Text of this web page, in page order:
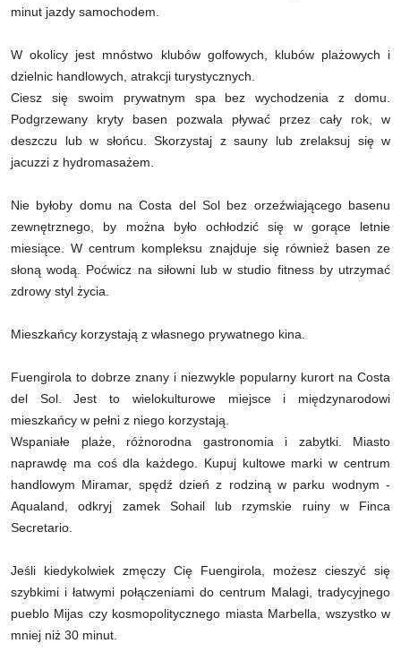
minut jazdy samochodem.
W okolicy jest mnóstwo klubów golfowych, klubów plażowych i
dzielnic handlowych, atrakcji turystycznych.
Ciesz się swoim prywatnym spa bez wychodzenia z domu.
Podgrzewany kryty basen pozwala pływać przez cały rok, w
deszczu lub w słońcu. Skorzystaj z sauny lub zrelaksuj się w
jacuzzi z hydromasażem.
Nie byłoby domu na Costa del Sol bez orzeźwiającego basenu
zewnętrznego, by można było ochłodzić się w gorące letnie
miesiące. W centrum kompleksu znajduje się również basen ze
słoną wodą. Poćwicz na siłowni lub w studio fitness by utrzymać
zdrowy styl życia.
Mieszkańcy korzystają z własnego prywatnego kina.
Fuengirola to dobrze znany i niezwykle popularny kurort na Costa
del Sol. Jest to wielokulturowe miejsce i międzynarodowi
mieszkańcy w pełni z niego korzystają.
Wspaniałe plaże, różnorodna gastronomia i zabytki. Miasto
naprawdę ma coś dla każdego. Kupuj kultowe marki w centrum
handlowym Miramar, spędź dzień z rodziną w parku wodnym -
Aqualand, odkryj zamek Sohail lub rzymskie ruiny w Finca
Secretario.
Jeśli kiedykolwiek zmęczy Cię Fuengirola, możesz cieszyć się
szybkimi i łatwymi połączeniami do centrum Malagi, tradycyjnego
pueblo Mijas czy kosmopolitycznego miasta Marbella, wszystko w
mniej niż 30 minut.